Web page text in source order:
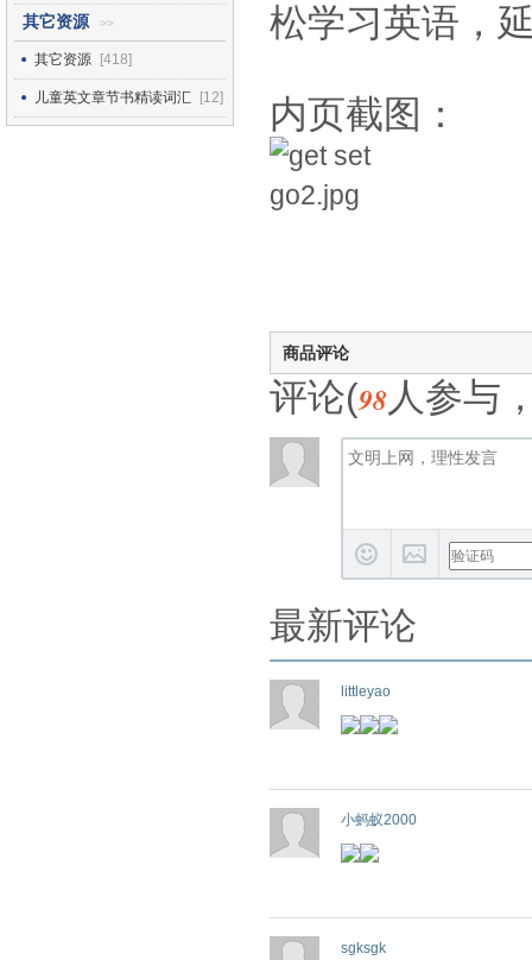
其它资源 >>
其它资源 [418]
儿童英文章节书精读词汇 [12]
松学习英语，
内页截图：
商品评论
评论(98 人参与
最新评论
littleyao
小蚂蚁2000
sgksgk